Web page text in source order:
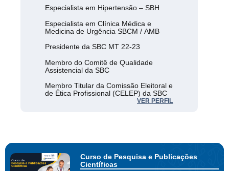
Especialista em Hipertensão – SBH
Especialista em Clínica Médica e
Medicina de Urgência SBCM / AMB
Presidente da SBC MT 22-23
Membro do Comitê de Qualidade
Assistencial da SBC
Membro Titular da Comissão Eleitoral e
de Ética Profissional (CELEP) da SBC
VER PERFIL
Curso de Pesquisa e Publicações
Científicas